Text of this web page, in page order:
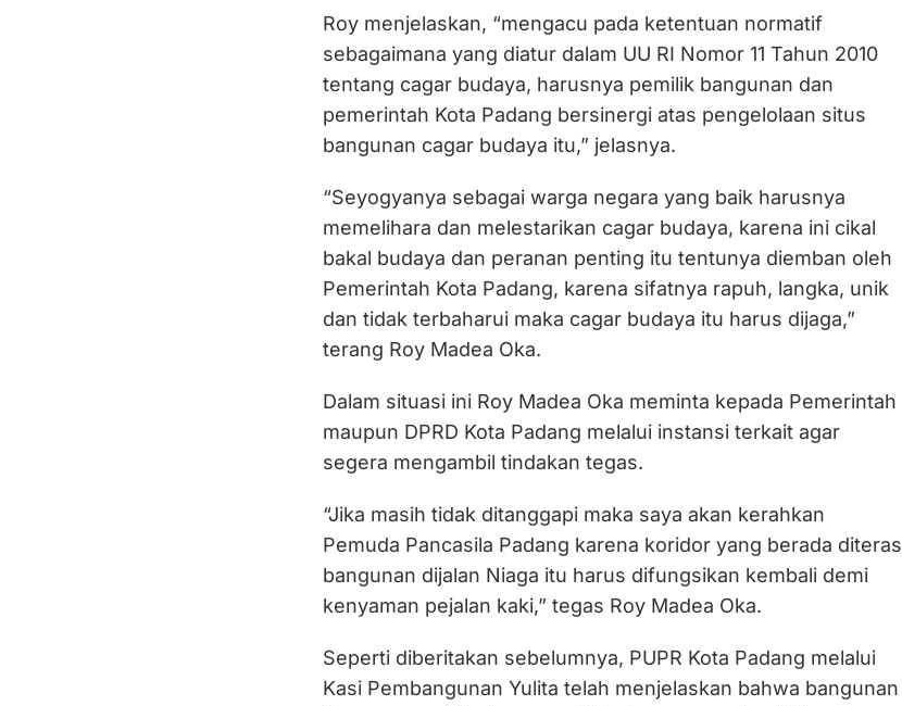
Roy menjelaskan, “mengacu pada ketentuan normatif
sebagaimana yang diatur dalam UU RI Nomor 11 Tahun 2010
tentang cagar budaya, harusnya pemilik bangunan dan
pemerintah Kota Padang bersinergi atas pengelolaan situs
bangunan cagar budaya itu,” jelasnya.
“Seyogyanya sebagai warga negara yang baik harusnya
memelihara dan melestarikan cagar budaya, karena ini cikal
bakal budaya dan peranan penting itu tentunya diemban oleh
Pemerintah Kota Padang, karena sifatnya rapuh, langka, unik
dan tidak terbaharui maka cagar budaya itu harus dijaga,”
terang Roy Madea Oka.
Dalam situasi ini Roy Madea Oka meminta kepada Pemerintah
maupun DPRD Kota Padang melalui instansi terkait agar
segera mengambil tindakan tegas.
“Jika masih tidak ditanggapi maka saya akan kerahkan
Pemuda Pancasila Padang karena koridor yang berada diteras
bangunan dijalan Niaga itu harus difungsikan kembali demi
kenyaman pejalan kaki,” tegas Roy Madea Oka.
Seperti diberitakan sebelumnya, PUPR Kota Padang melalui
Kasi Pembangunan Yulita telah menjelaskan bahwa bangunan